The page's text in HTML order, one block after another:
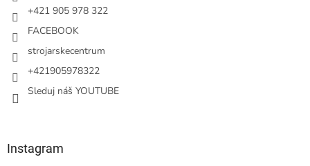
+421 905 978 322
FACEBOOK
strojarskecentrum
+421905978322
Sleduj náš YOUTUBE
Instagram